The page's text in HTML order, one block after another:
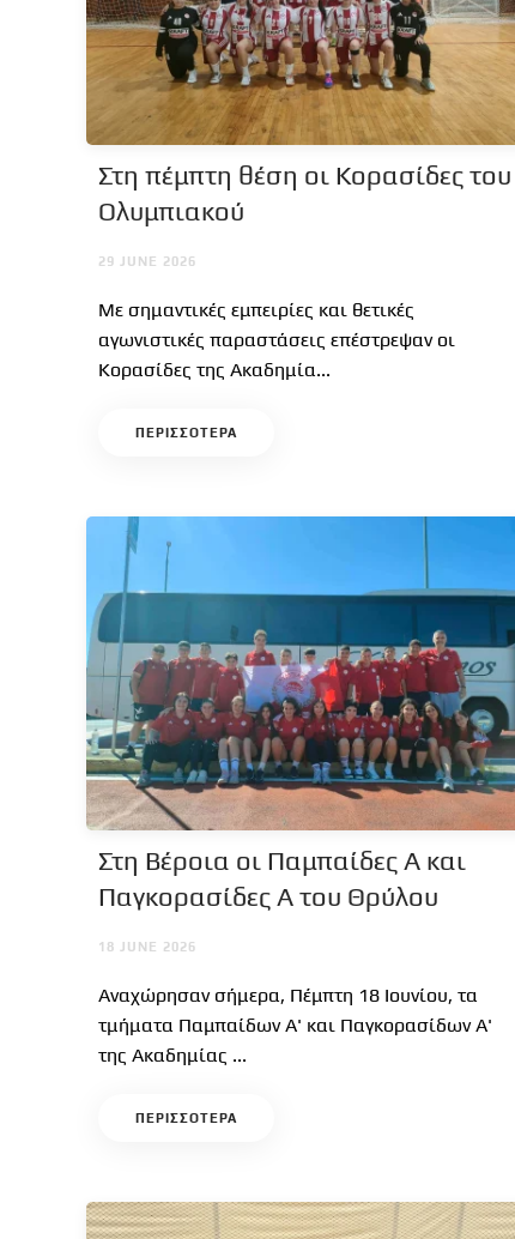
Στη πέμπτη θέση οι Κορασίδες του
Ολυμπιακού
29 JUNE 2026
Με σημαντικές εμπειρίες και θετικές
αγωνιστικές παραστάσεις επέστρεψαν οι
Κορασίδες της Ακαδημία...
ΠΕΡΙΣΣΟΤΕΡΑ
Στη Βέροια οι Παμπαίδες Α και
Παγκορασίδες Α του Θρύλου
18 JUNE 2026
Αναχώρησαν σήμερα, Πέμπτη 18 Ιουνίου, τα
τμήματα Παμπαίδων Α' και Παγκορασίδων Α'
της Ακαδημίας ...
ΠΕΡΙΣΣΟΤΕΡΑ